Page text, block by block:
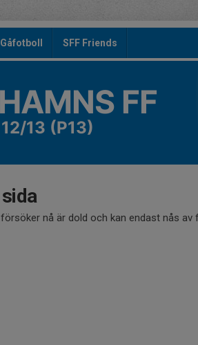
Gåfotboll SFF Friends
FF
13 (P13)
nå är dold och kan endast nås